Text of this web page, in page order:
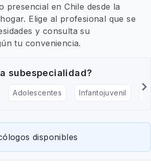
presencial en Chile desde la
Elige al profesional que se
y consulta su
tu conveniencia.
subespecialidad?
Adolescentes Infantojuvenil
disponibles